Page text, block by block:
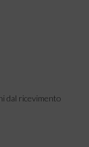
dal ricevimento